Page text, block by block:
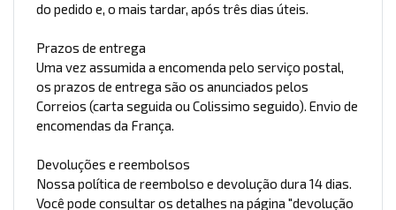
do pedido e, o mais tardar, após três dias úteis.
Prazos de entrega
Uma vez assumida a encomenda pelo serviço postal,
os prazos de entrega são os anunciados pelos
Correios (carta seguida ou Colissimo seguido). Envio de
encomendas da França.
Devoluções e reembolsos
Nossa política de reembolso e devolução dura 14 dias.
Você pode consultar os detalhes na página "devolução